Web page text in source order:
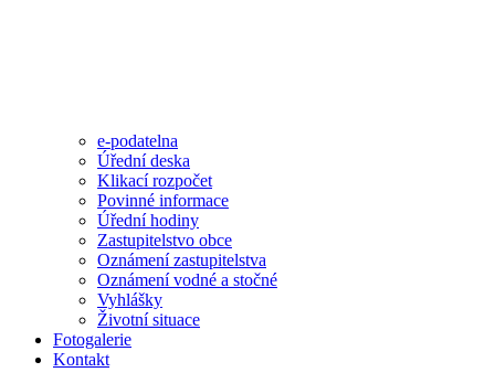
e-podatelna
Úřední deska
Klikací rozpočet
Povinné informace
Úřední hodiny
Zastupitelstvo obce
Oznámení zastupitelstva
Oznámení vodné a stočné
Vyhlášky
Životní situace
Fotogalerie
Kontakt